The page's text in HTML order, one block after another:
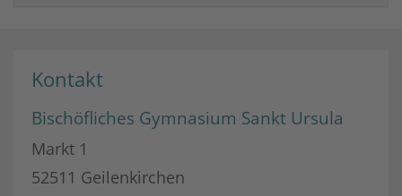
Kontakt
Bischöfliches Gymnasium Sankt Ursula
Markt 1
52511 Geilenkirchen